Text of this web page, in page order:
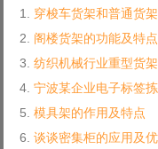
穿梭车货架和普通货
阁楼货架的功能及特点
纺织机械行业重型货
宁波某企业电子标签
模具架的作用及特点
谈谈密集柜的应用及